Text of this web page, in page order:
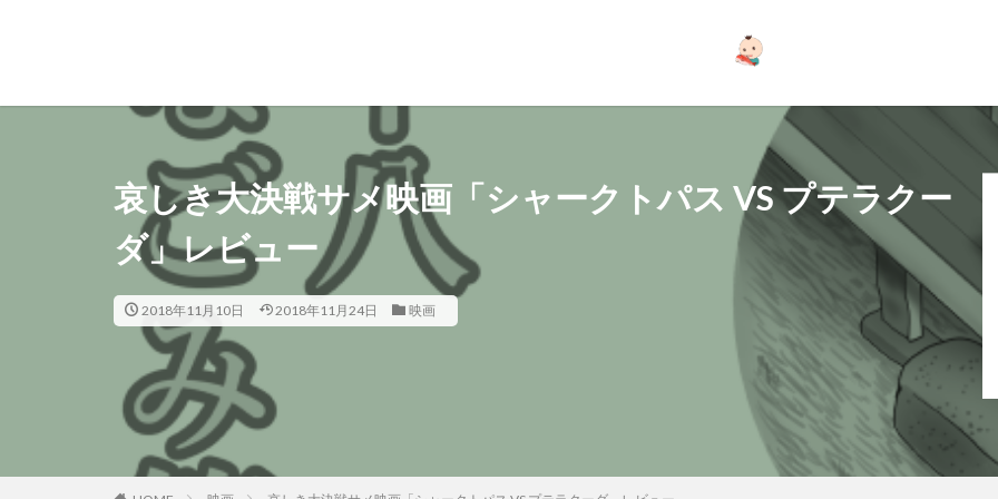
哀しき大決戦サメ映画「シャークトパス VS プテラクー
ダ」レビュー
2018年11月10日 2018年11月24日 映画